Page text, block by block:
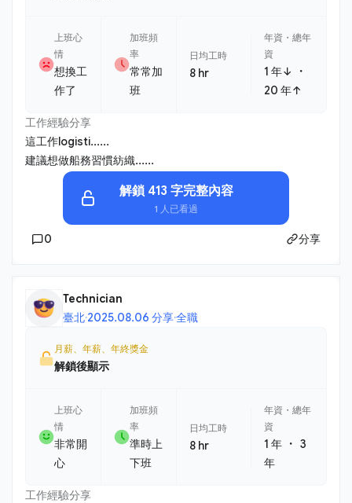
上班心
情
想換工
作了
加班頻
率
常常加
班
日均工時
8 hr
年資・總年
資
1 年↓ ・
20 年↑
工作經驗分享
這工作logisti......
建議想做船務習慣紡織......
解鎖 413 字完整內容
1 人已看過
0 分享
Technician
臺北·2025.08.06 分享·全職
月薪、年薪、年終獎金
解鎖後顯示
上班心
情
非常開
心
加班頻
率
準時上
下班
日均工時
8 hr
年資・總年
資
1 年 ・3
年
工作經驗分享